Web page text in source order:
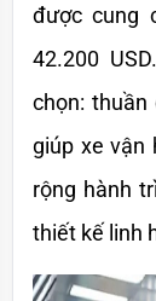
được cung
42.200
chọn: thuần
giúp xe vận
rộng hành
thiết kế linh